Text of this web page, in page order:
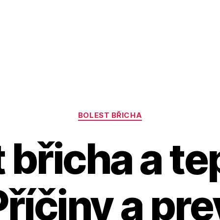
Rubriky
BOLEST BŘICHA
břicha a
a